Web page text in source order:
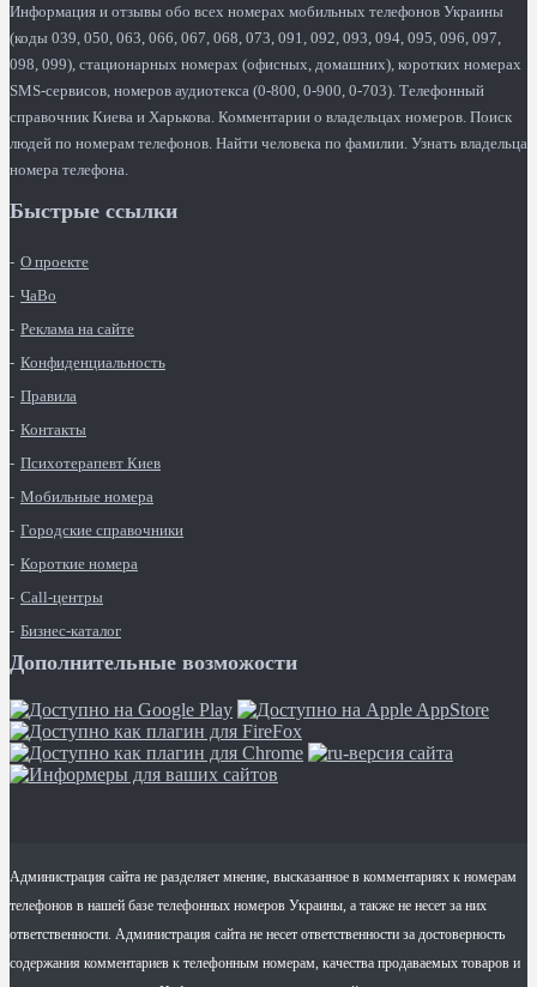
Информация и отзывы обо всех номерах мобильных телефонов Украины
(коды 039, 050, 063, 066, 067, 068, 073, 091, 092, 093, 094, 095, 096, 097,
098, 099), стационарных номерах (офисных, домашних), коротких номерах
SMS-сервисов, номеров аудиотекса (0-800, 0-900, 0-703). Телефонный
справочник Киева и Харькова. Комментарии о владельцах номеров. Поиск
людей по номерам телефонов. Найти человека по фамилии. Узнать владельца
номера телефона.
Быстрые ссылки
О проекте
ЧаВо
Реклама на сайте
Конфиденциальность
Правила
Контакты
Психотерапевт Киев
Мобильные номера
Городские справочники
Короткие номера
Call-центры
Бизнес-каталог
Дополнительные возможости
Администрация сайта не разделяет мнение, высказанное в комментариях к номерам
телефонов в нашей базе телефонных номеров Украины, а также не несет за них
ответственности. Администрация сайта не несет ответственности за достоверность
содержания комментариев к телефонным номерам, качества продаваемых товаров и